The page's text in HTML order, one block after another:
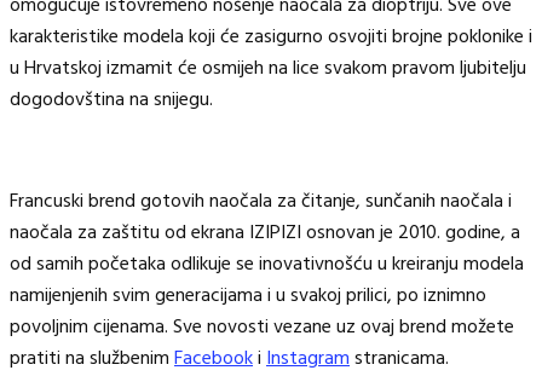
karakteristike modela koji će zasigurno osvojiti brojne poklonike i
u Hrvatskoj izmamit će osmijeh na lice svakom pravom ljubitelju
dogodovština na snijegu.
Francuski brend gotovih naočala za čitanje, sunčanih naočala i
naočala za zaštitu od ekrana IZIPIZI osnovan je 2010. godine, a
od samih početaka odlikuje se inovativnošću u kreiranju modela
namijenjenih svim generacijama i u svakoj prilici, po iznimno
povoljnim cijenama. Sve novosti vezane uz ovaj brend možete
pratiti na službenimFacebookiInstagramstranicama.